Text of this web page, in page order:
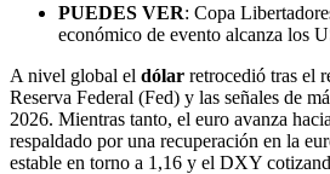
PUEDES VER: Copa
económico de evento alcanza los
A nivel global el dólar retrocedió tras el
Reserva Federal (Fed) y las señales de
2026. Mientras tanto, el euro avanza
respaldado por una recuperación en la
estable en torno a 1,16 y el DXY